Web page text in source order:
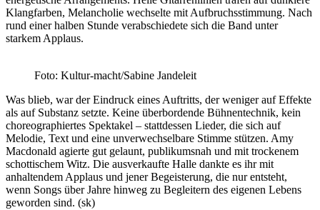
Klangfarben, Melancholie wechselte mit Aufbruchsstimmung. Nach
rund einer halben Stunde verabschiedete sich die Band unter
starkem Applaus.
Foto: Kultur-macht/Sabine Jandeleit
Was blieb, war der Eindruck eines Auftritts, der weniger auf Effekte
als auf Substanz setzte. Keine überbordende Bühnentechnik, kein
choreographiertes Spektakel – stattdessen Lieder, die sich auf
Melodie, Text und eine unverwechselbare Stimme stützen. Amy
Macdonald agierte gut gelaunt, publikumsnah und mit trockenem
schottischem Witz. Die ausverkaufte Halle dankte es ihr mit
anhaltendem Applaus und jener Begeisterung, die nur entsteht,
wenn Songs über Jahre hinweg zu Begleitern des eigenen Lebens
geworden sind. (sk)